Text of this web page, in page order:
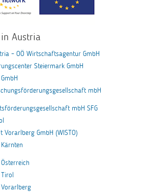
Austria
– OÖ Wirtschaftsagentur GmbH
Steiermark GmbH
mbH
mbH SFG
GmbH (WISTO)